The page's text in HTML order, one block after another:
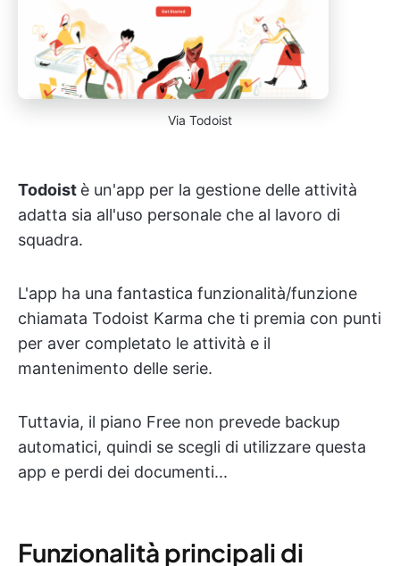
Via Todoist
Todoist è un'app per la gestione delle attività
adatta sia all'uso personale che al lavoro di
squadra.
L'app ha una fantastica funzionalità/funzione
chiamata Todoist Karma che ti premia con punti
per aver completato le attività e il
mantenimento delle serie.
Tuttavia, il piano Free non prevede backup
automatici, quindi se scegli di utilizzare questa
app e perdi dei documenti...
Funzionalità principali di